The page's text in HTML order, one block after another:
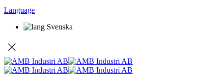
Language
Svenska